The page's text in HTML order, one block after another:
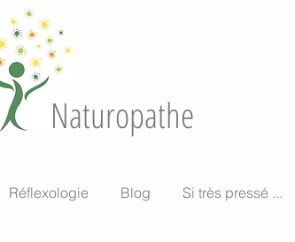
Naturopathe
Réflexologie Blog Si très pressé ...